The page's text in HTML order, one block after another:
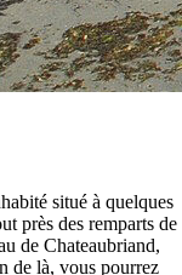
situé à quelques
près des remparts de
de Chateaubriand,
de là, vous pourrez